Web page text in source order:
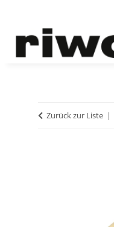
Zurück zur Liste